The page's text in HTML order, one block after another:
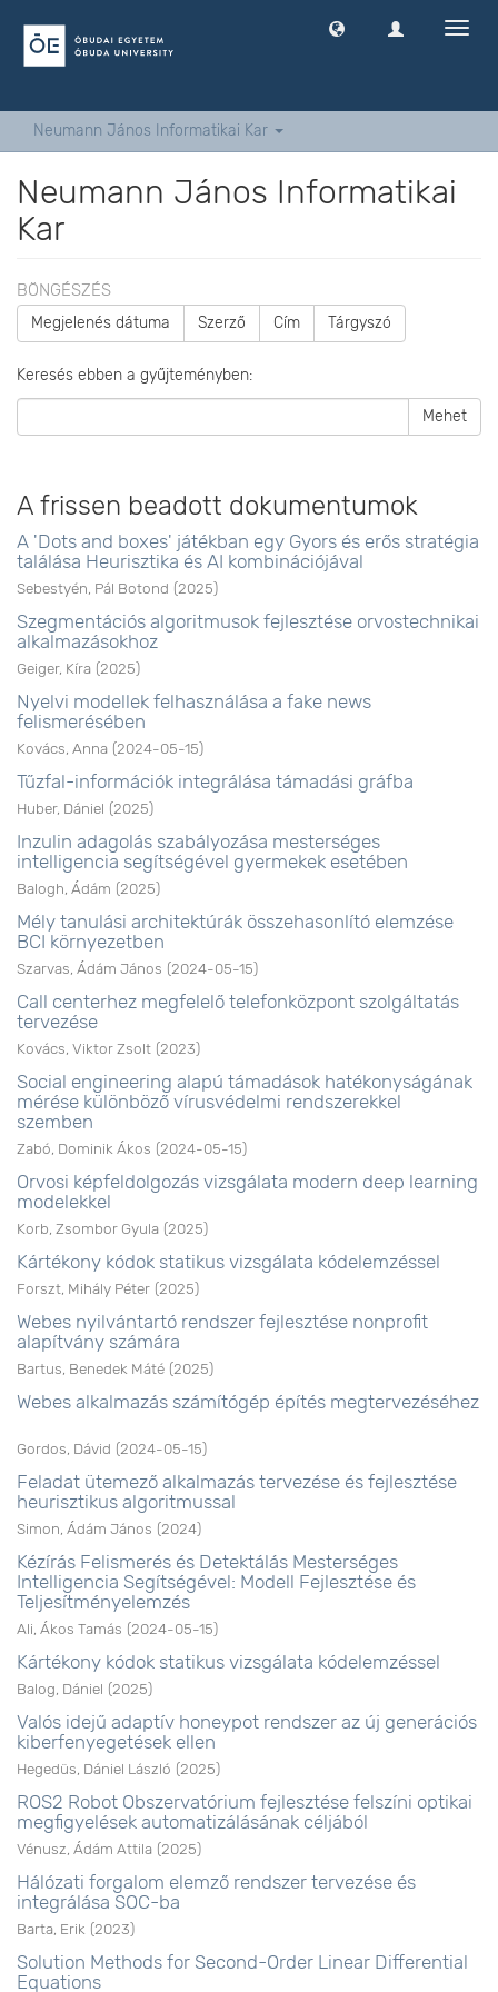
Neumann János Informatikai Kar
Neumann János Informatikai
Kar
BÖNGÉSZÉS
Megjelenés dátuma Szerző Cím Tárgyszó
Keresés ebben a gyűjteményben:
Mehet
A frissen beadott dokumentumok
A 'Dots and boxes' játékban egy Gyors és erős stratégia
találása Heurisztika és AI kombinációjával
Sebestyén, Pál Botond (2025)
Szegmentációs algoritmusok fejlesztése orvostechnikai
alkalmazásokhoz
Geiger, Kíra (2025)
Nyelvi modellek felhasználása a fake news
felismerésében
Kovács, Anna (2024-05-15)
Tűzfal-információk integrálása támadási gráfba
Huber, Dániel (2025)
Inzulin adagolás szabályozása mesterséges
intelligencia segítségével gyermekek esetében
Balogh, Ádám (2025)
Mély tanulási architektúrák összehasonlító elemzése
BCI környezetben
Szarvas, Ádám János (2024-05-15)
Call centerhez megfelelő telefonközpont szolgáltatás
tervezése
Kovács, Viktor Zsolt (2023)
Social engineering alapú támadások hatékonyságának
mérése különböző vírusvédelmi rendszerekkel
szemben
Zabó, Dominik Ákos (2024-05-15)
Orvosi képfeldolgozás vizsgálata modern deep learning
modelekkel
Korb, Zsombor Gyula (2025)
Kártékony kódok statikus vizsgálata kódelemzéssel
Forszt, Mihály Péter (2025)
Webes nyilvántartó rendszer fejlesztése nonprofit
alapítvány számára
Bartus, Benedek Máté (2025)
Webes alkalmazás számítógép építés megtervezéséhez
Gordos, Dávid (2024-05-15)
Feladat ütemező alkalmazás tervezése és fejlesztése
heurisztikus algoritmussal
Simon, Ádám János (2024)
Kézírás Felismerés és Detektálás Mesterséges
Intelligencia Segítségével: Modell Fejlesztése és
Teljesítményelemzés
Ali, Ákos Tamás (2024-05-15)
Kártékony kódok statikus vizsgálata kódelemzéssel
Balog, Dániel (2025)
Valós idejű adaptív honeypot rendszer az új generációs
kiberfenyegetések ellen
Hegedüs, Dániel László (2025)
ROS2 Robot Obszervatórium fejlesztése felszíni optikai
megfigyelések automatizálásának céljából
Vénusz, Ádám Attila (2025)
Hálózati forgalom elemző rendszer tervezése és
integrálása SOC-ba
Barta, Erik (2023)
Solution Methods for Second-Order Linear Differential
Equations